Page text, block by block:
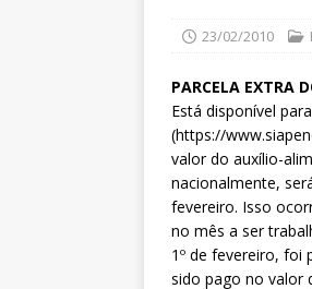
23/02/2010
PARCELA EXTRA
Está disponível
(https://
valor do auxílio-
nacionalmente,
fevereiro. Isso
no mês a ser
1º de fevereiro, foi
sido pago no valor